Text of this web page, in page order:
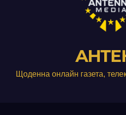
Щоденна онлайн газета,